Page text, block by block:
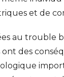
et de
au
ont des